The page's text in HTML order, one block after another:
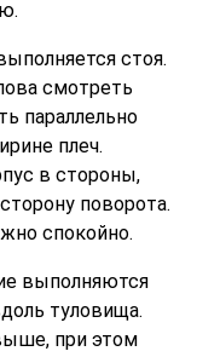
позвоночнику.
дамы с
у